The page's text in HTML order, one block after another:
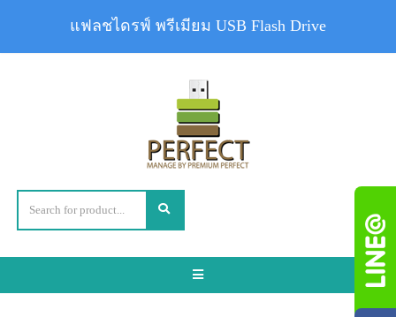
Toggle
แฟลชไดรฟ์ พรีเมียม USB Flash Drive